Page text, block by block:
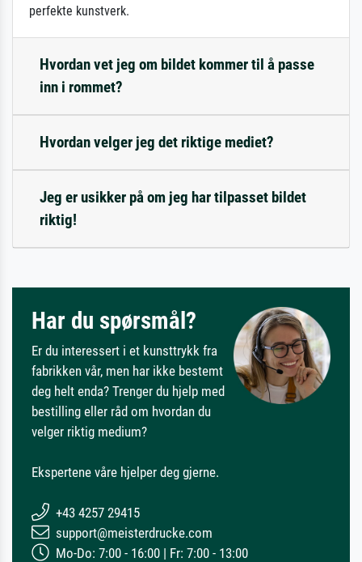
perfekte kunstverk.
Hvordan vet jeg om bildet kommer til å passe
inn i rommet?
Hvordan velger jeg det riktige mediet?
Jeg er usikker på om jeg har tilpasset bildet
riktig!
Har du spørsmål?
Er du interessert i et kunsttrykk fra
fabrikken vår, men har ikke bestemt
deg helt enda? Trenger du hjelp med
bestilling eller råd om hvordan du
velger riktig medium?
Ekspertene våre hjelper deg gjerne.
+43 4257 29415
support@meisterdrucke.com
Mo-Do: 7:00 - 16:00 | Fr: 7:00 - 13:00